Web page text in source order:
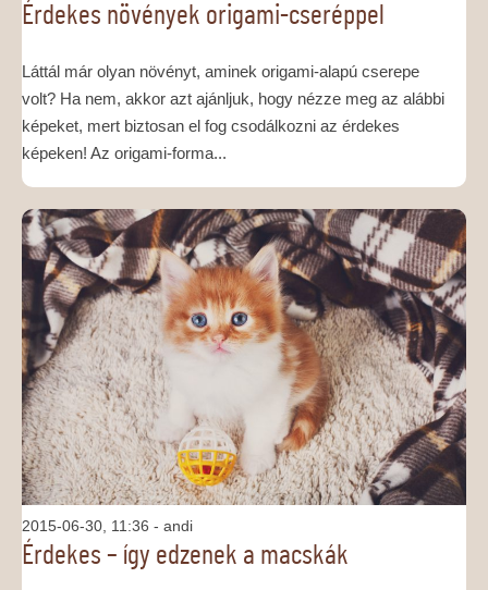
Érdekes növények origami-cseréppel
Láttál már olyan növényt, aminek origami-alapú cserepe
volt? Ha nem, akkor azt ajánljuk, hogy nézze meg az alábbi
képeket, mert biztosan el fog csodálkozni az érdekes
képeken! Az origami-forma...
2015-06-30, 11:36 - andi
Érdekes – így edzenek a macskák